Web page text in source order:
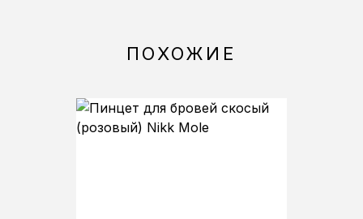
ПОХОЖИЕ